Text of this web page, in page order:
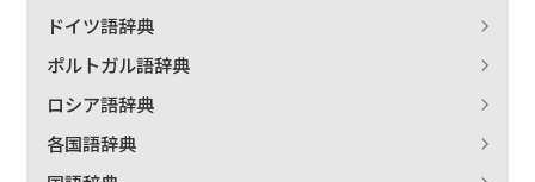
ドイツ語辞典
ポルトガル語辞典
ロシア語辞典
各国語辞典